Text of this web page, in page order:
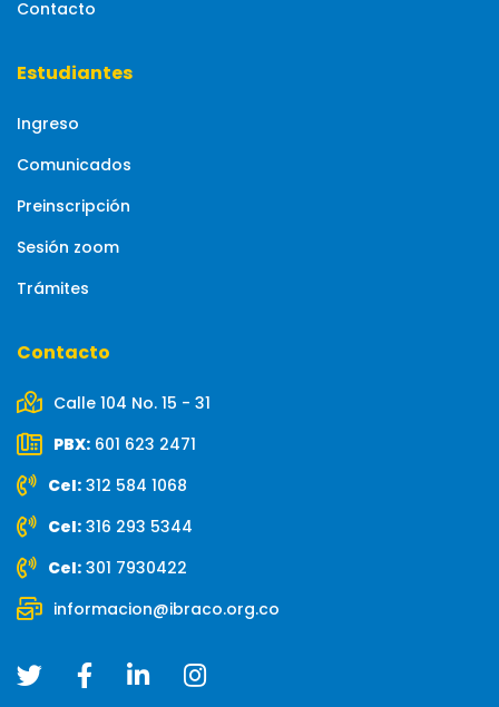
Contacto
Estudiantes
Ingreso
Comunicados
Preinscripción
Sesión zoom
Trámites
Contacto
Calle 104 No. 15 - 31
PBX: 601 623 2471
Cel: 312 584 1068
Cel: 316 293 5344
Cel: 301 7930422
informacion@ibraco.org.co